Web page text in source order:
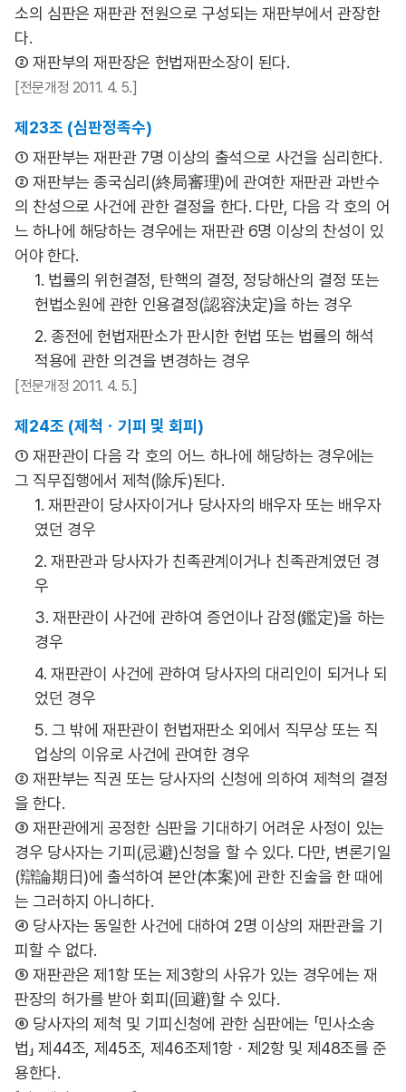
소의 심판은 재판관 전원으로 구성되는 재판부에서 관장한
다.
② 재판부의 재판장은 헌법재판소장이 된다.
[전문개정 2011. 4. 5.]
제23조 (심판정족수)
① 재판부는 재판관 7명 이상의 출석으로 사건을 심리한다.
② 재판부는 종국심리(終局審理)에 관여한 재판관 과반수
의 찬성으로 사건에 관한 결정을 한다. 다만, 다음 각 호의 어
느 하나에 해당하는 경우에는 재판관 6명 이상의 찬성이 있
어야 한다.
1. 법률의 위헌결정, 탄핵의 결정, 정당해산의 결정 또는
헌법소원에 관한 인용결정(認容決定)을 하는 경우
2. 종전에 헌법재판소가 판시한 헌법 또는 법률의 해석
적용에 관한 의견을 변경하는 경우
[전문개정 2011. 4. 5.]
제24조 (제척ㆍ기피 및 회피)
① 재판관이 다음 각 호의 어느 하나에 해당하는 경우에는
그 직무집행에서 제척(除斥)된다.
1. 재판관이 당사자이거나 당사자의 배우자 또는 배우자
였던 경우
2. 재판관과 당사자가 친족관계이거나 친족관계였던 경
우
3. 재판관이 사건에 관하여 증언이나 감정(鑑定)을 하는
경우
4. 재판관이 사건에 관하여 당사자의 대리인이 되거나 되
었던 경우
5. 그 밖에 재판관이 헌법재판소 외에서 직무상 또는 직
업상의 이유로 사건에 관여한 경우
② 재판부는 직권 또는 당사자의 신청에 의하여 제척의 결정
을 한다.
③ 재판관에게 공정한 심판을 기대하기 어려운 사정이 있는
경우 당사자는 기피(忌避)신청을 할 수 있다. 다만, 변론기일
(辯論期日)에 출석하여 본안(本案)에 관한 진술을 한 때에
는 그러하지 아니하다.
④ 당사자는 동일한 사건에 대하여 2명 이상의 재판관을 기
피할 수 없다.
⑤ 재판관은 제1항 또는 제3항의 사유가 있는 경우에는 재
판장의 허가를 받아 회피(回避)할 수 있다.
⑥ 당사자의 제척 및 기피신청에 관한 심판에는 「민사소송
법」 제44조, 제45조, 제46조제1항ㆍ제2항 및 제48조를 준
용한다.